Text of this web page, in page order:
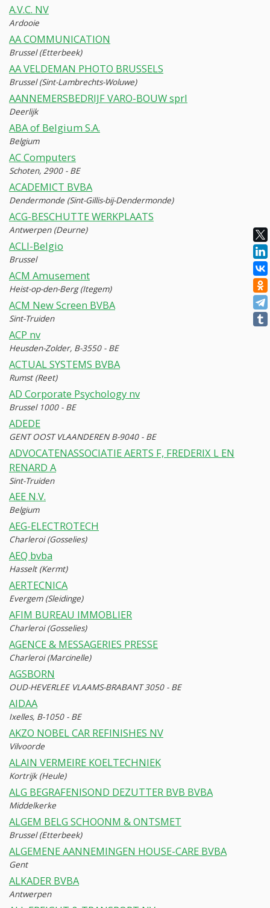
A.V.C. NV
Ardooie
AA COMMUNICATION
Brussel (Etterbeek)
AA VELDEMAN PHOTO BRUSSELS
Brussel (Sint-Lambrechts-Woluwe)
AANNEMERSBEDRIJF VARO-BOUW sprl
Deerlijk
ABA of Belgium S.A.
Belgium
AC Computers
Schoten, 2900 - BE
ACADEMICT BVBA
Dendermonde (Sint-Gillis-bij-Dendermonde)
ACG-BESCHUTTE WERKPLAATS
Antwerpen (Deurne)
ACLI-Belgio
Brussel
ACM Amusement
Heist-op-den-Berg (Itegem)
ACM New Screen BVBA
Sint-Truiden
ACP nv
Heusden-Zolder, B-3550 - BE
ACTUAL SYSTEMS BVBA
Rumst (Reet)
AD Corporate Psychology nv
Brussel 1000 - BE
ADEDE
GENT OOST VLAANDEREN B-9040 - BE
ADVOCATENASSOCIATIE AERTS F, FREDERIX L EN
RENARD A
Sint-Truiden
AEE N.V.
Belgium
AEG-ELECTROTECH
Charleroi (Gosselies)
AEQ bvba
Hasselt (Kermt)
AERTECNICA
Evergem (Sleidinge)
AFIM BUREAU IMMOBLIER
Charleroi (Gosselies)
AGENCE & MESSAGERIES PRESSE
Charleroi (Marcinelle)
AGSBORN
OUD-HEVERLEE VLAAMS-BRABANT 3050 - BE
AIDAA
Ixelles, B-1050 - BE
AKZO NOBEL CAR REFINISHES NV
Vilvoorde
ALAIN VERMEIRE KOELTECHNIEK
Kortrijk (Heule)
ALG BEGRAFENISOND DEZUTTER BVB BVBA
Middelkerke
ALGEM BELG SCHOONM & ONTSMET
Brussel (Etterbeek)
ALGEMENE AANNEMINGEN HOUSE-CARE BVBA
Gent
ALKADER BVBA
Antwerpen